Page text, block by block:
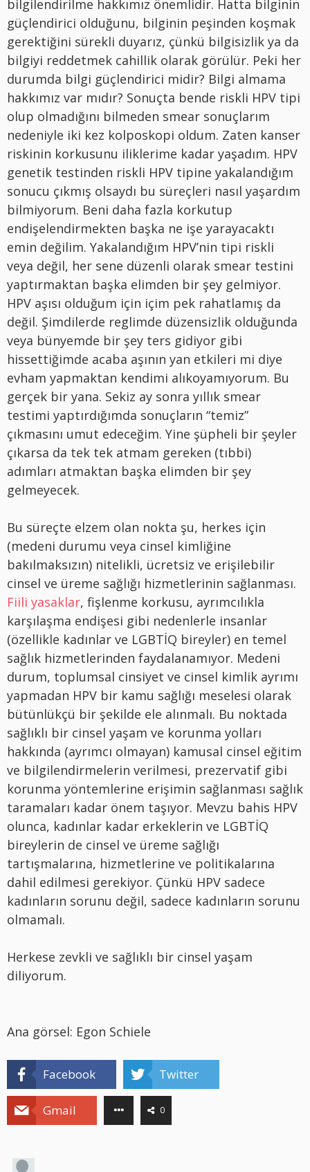
bilgilendirilme hakkımız önemlidir. Hatta bilginin
güçlendirici olduğunu, bilginin peşinden koşmak
gerektiğini sürekli duyarız, çünkü bilgisizlik ya da
bilgiyi reddetmek cahillik olarak görülür. Peki her
durumda bilgi güçlendirici midir? Bilgi almama
hakkımız var mıdır? Sonuçta bende riskli HPV tipi
olup olmadığını bilmeden smear sonuçlarım
nedeniyle iki kez kolposkopi oldum. Zaten kanser
riskinin korkusunu iliklerime kadar yaşadım. HPV
genetik testinden riskli HPV tipine yakalandığım
sonucu çıkmış olsaydı bu süreçleri nasıl yaşardım
bilmiyorum. Beni daha fazla korkutup
endişelendirmekten başka ne işe yarayacaktı
emin değilim. Yakalandığım HPV’nin tipi riskli
veya değil, her sene düzenli olarak smear testini
yaptırmaktan başka elimden bir şey gelmiyor.
HPV aşısı olduğum için içim pek rahatlamış da
değil. Şimdilerde reglimde düzensizlik olduğunda
veya bünyemde bir şey ters gidiyor gibi
hissettiğimde acaba aşının yan etkileri mi diye
evham yapmaktan kendimi alıkoyamıyorum. Bu
gerçek bir yana. Sekiz ay sonra yıllık smear
testimi yaptırdığımda sonuçların “temiz”
çıkmasını umut edeceğim. Yine şüpheli bir şeyler
çıkarsa da tek tek atmam gereken (tıbbi)
adımları atmaktan başka elimden bir şey
gelmeyecek.
Bu süreçte elzem olan nokta şu, herkes için
(medeni durumu veya cinsel kimliğine
bakılmaksızın) nitelikli, ücretsiz ve erişilebilir
cinsel ve üreme sağlığı hizmetlerinin sağlanması.
Fiili yasaklar, fişlenme korkusu, ayrımcılıkla
karşılaşma endişesi gibi nedenlerle insanlar
(özellikle kadınlar ve LGBTİQ bireyler) en temel
sağlık hizmetlerinden faydalanamıyor. Medeni
durum, toplumsal cinsiyet ve cinsel kimlik ayrımı
yapmadan HPV bir kamu sağlığı meselesi olarak
bütünlükçü bir şekilde ele alınmalı. Bu noktada
sağlıklı bir cinsel yaşam ve korunma yolları
hakkında (ayrımcı olmayan) kamusal cinsel eğitim
ve bilgilendirmelerin verilmesi, prezervatif gibi
korunma yöntemlerine erişimin sağlanması sağlık
taramaları kadar önem taşıyor. Mevzu bahis HPV
olunca, kadınlar kadar erkeklerin ve LGBTİQ
bireylerin de cinsel ve üreme sağlığı
tartışmalarına, hizmetlerine ve politikalarına
dahil edilmesi gerekiyor. Çünkü HPV sadece
kadınların sorunu değil, sadece kadınların sorunu
olmamalı.
Herkese zevkli ve sağlıklı bir cinsel yaşam
diliyorum.
Ana görsel: Egon Schiele
Facebook Twitter
Gmail 0